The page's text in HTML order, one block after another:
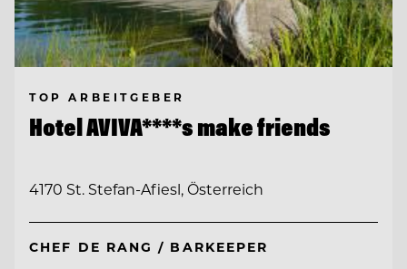
TOP ARBEITGEBER
Hotel AVIVA****s make friends
4170 St. Stefan-Afiesl, Österreich
CHEF DE RANG / BARKEEPER